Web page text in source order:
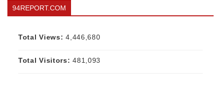
94REPORT.COM
Total Views:4,446,680
Total Visitors:481,093